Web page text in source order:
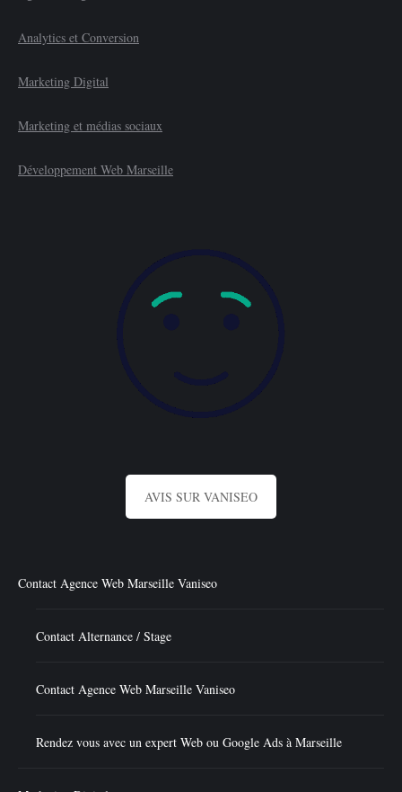
Analytics et Conversion
Marketing Digital
Marketing et médias sociaux
Développement Web Marseille
AVIS SUR VANISEO
Contact Agence Web Marseille Vaniseo
Contact Alternance / Stage
Contact Agence Web Marseille Vaniseo
Rendez vous avec un expert Web ou Google Ads à Marseille